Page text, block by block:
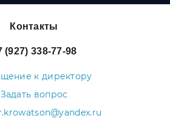
Контакты
(927) 338-77-98
к директору
Задать вопрос